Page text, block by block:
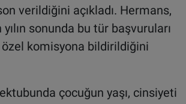
verildiğini açıkladı. Hermans,
sonunda bu tür başvuruları
komisyona bildirildiğini
çocuğun yaşı, cinsiyeti